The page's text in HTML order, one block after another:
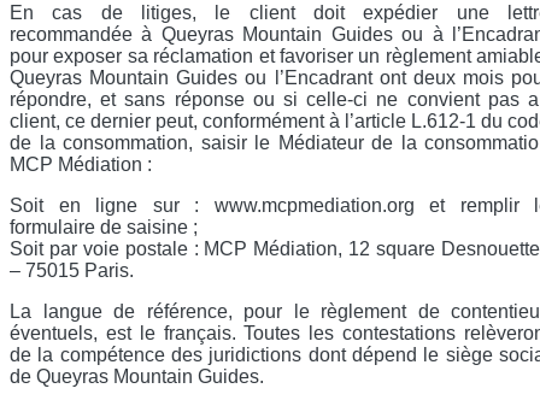
En cas de litiges, le client doit expédier une
recommandée à Queyras Mountain Guides ou à
pour exposer sa réclamation et favoriser un règlement
Queyras Mountain Guides ou l’Encadrant ont deux mois
répondre, et sans réponse ou si celle-ci ne convient pas
client, ce dernier peut, conformément à l’article L.612-1 du
de la consommation, saisir le Médiateur de la
MCP Médiation :
Soit en ligne sur : www.mcpmediation.org et remplir
formulaire de saisine ;
Soit par voie postale : MCP Médiation, 12 square
– 75015 Paris.
La langue de référence, pour le règlement de
éventuels, est le français. Toutes les contestations
de la compétence des juridictions dont dépend le siège
de Queyras Mountain Guides.